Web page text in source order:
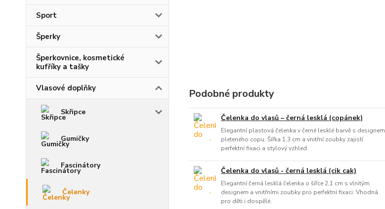
Sport
Šperky
Šperkovnice, kosmetické
kufříky a tašky
Vlasové doplňky
Skřipce
Gumičky
Fascinátory
Čelenky
Podobné produkty
Čelenka do vlasů – černá lesklá (copánek)
Elegantní plastová čelenka v černé lesklé barvě s designem
pleteného copu. Šířka 1,3 cm a vnitřní zoubky zajistí
perfektní fixaci a stylový vzhled.
Čelenka do vlasů - černá lesklá (cik cak)
Elegantní černá lesklá čelenka o šířce 2,1 cm s vlnitým
designem a vnitřními zoubky pro perfektní fixaci. Vhodná
pro děti i dospělé.